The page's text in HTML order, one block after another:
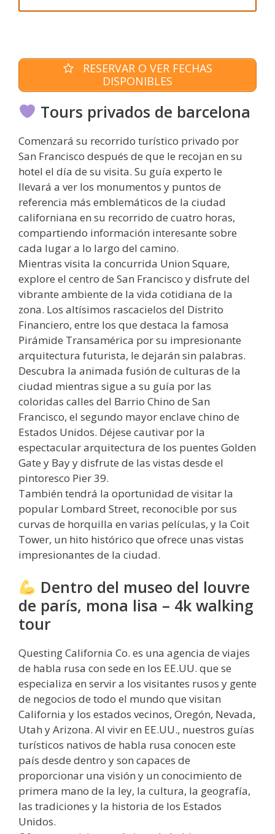
RESERVAR O VER FECHAS
DISPONIBLES
Tours privados de barcelona
Comenzará su recorrido turístico privado por
San Francisco después de que le recojan en su
hotel el día de su visita. Su guía experto le
llevará a ver los monumentos y puntos de
referencia más emblemáticos de la ciudad
californiana en su recorrido de cuatro horas,
compartiendo información interesante sobre
cada lugar a lo largo del camino.
Mientras visita la concurrida Union Square,
explore el centro de San Francisco y disfrute del
vibrante ambiente de la vida cotidiana de la
zona. Los altísimos rascacielos del Distrito
Financiero, entre los que destaca la famosa
Pirámide Transamérica por su impresionante
arquitectura futurista, le dejarán sin palabras.
Descubra la animada fusión de culturas de la
ciudad mientras sigue a su guía por las
coloridas calles del Barrio Chino de San
Francisco, el segundo mayor enclave chino de
Estados Unidos. Déjese cautivar por la
espectacular arquitectura de los puentes Golden
Gate y Bay y disfrute de las vistas desde el
pintoresco Pier 39.
También tendrá la oportunidad de visitar la
popular Lombard Street, reconocible por sus
curvas de horquilla en varias películas, y la Coit
Tower, un hito histórico que ofrece unas vistas
impresionantes de la ciudad.
Dentro del museo del louvre
de parís, mona lisa – 4k walking
tour
Questing California Co. es una agencia de viajes
de habla rusa con sede en los EE.UU. que se
especializa en servir a los visitantes rusos y gente
de negocios de todo el mundo que visitan
California y los estados vecinos, Oregón, Nevada,
Utah y Arizona. Al vivir en EE.UU., nuestros guías
turísticos nativos de habla rusa conocen este
país desde dentro y son capaces de
proporcionar una visión y un conocimiento de
primera mano de la ley, la cultura, la geografía,
las tradiciones y la historia de los Estados
Unidos.